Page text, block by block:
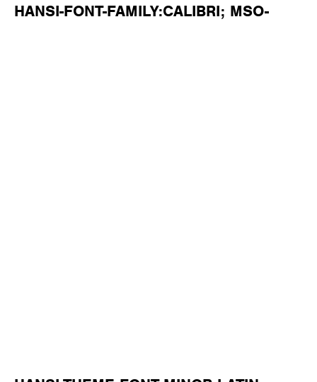
HANSI-FONT-FAMILY:CALIBRI; MSO-